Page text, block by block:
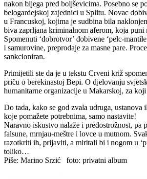
nakon bijega pred boljševicima. Posebno se
belogardejskoj zajednici u Splitu. Novac
u Francuskoj, kojima je sudbina bila
biva zaprljana kriminalnom aferom, koja puni
Spomenuti ‘dobrotvor’ dobivene ‘pelc-
i samurovine, preprodaje za masne pare.
sankcioniran.
Primijetili ste da je u tekstu Crveni križ
priču o berekinastoj Bepi. O djelovanju
humanitarne organizacije u Makarskoj, za koji
Do tada, kako se god zvala udruga, ustanova
koje pomažete potrebnima, samo nastavite!
Naravno iskustvo nalaže i predostrožnost, pa
falsune, mrnjau-meštre i lovce u mutnom.
razotkriti ih, prijaviti, a miritali bi i nogom u
toliko…
Piše: Marino Srzić foto: privatni album